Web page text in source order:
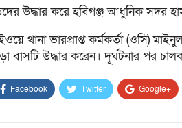
উদ্ধার করে হবিগঞ্জ আধুনিক সদর
থানা ভারপ্রাপ্ত কর্মকর্তা (ওসি)
বাসটি উদ্ধার করেন। দূর্ঘটনার পর
Facebook Twitter Google+